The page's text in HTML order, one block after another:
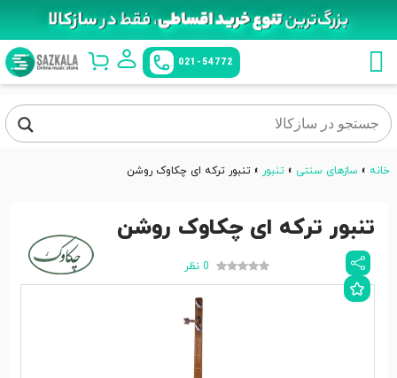
021-54772
خانه » سازهای سنتی » تنبور » تنبور ترکه ای چکاوک روشن
تنبور ترکه ای چکاوک روشن
0 نظر